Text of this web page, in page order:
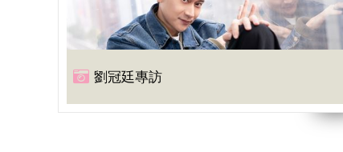
劉冠廷專訪